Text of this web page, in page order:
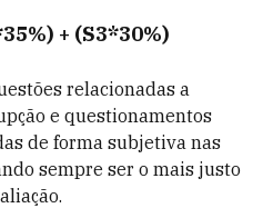
+ (S3*30%)
relacionadas a
e questionamentos
de forma subjetiva nas
sempre ser o mais justo